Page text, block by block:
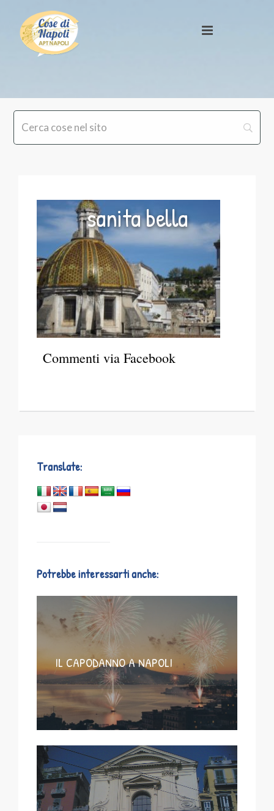
sanita bella
Commenti via Facebook
Translate:
Potrebbe interessarti anche:
IL CAPODANNO A NAPOLI